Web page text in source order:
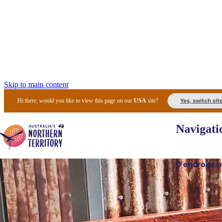
Skip to main content
Hi there, would you like to view this page on ourUSA site? Yes, switch
D’endroits
Lieux